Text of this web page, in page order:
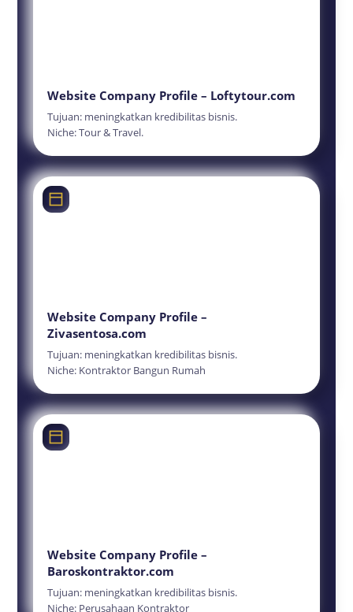
Website Company Profile – Loftytour.com
Tujuan: meningkatkan kredibilitas bisnis.
Niche: Tour & Travel.
Website Company Profile –
Zivasentosa.com
Tujuan: meningkatkan kredibilitas bisnis.
Niche: Kontraktor Bangun Rumah
Website Company Profile –
Baroskontraktor.com
Tujuan: meningkatkan kredibilitas bisnis.
Niche: Perusahaan Kontraktor